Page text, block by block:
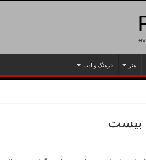
هنر فرهنگ و ادب
بیست